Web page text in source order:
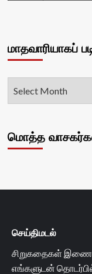
மாதவாரியாகப்
மொத்த
செய்திமடல்
சிறுகதைகள்
எங்களுடன்